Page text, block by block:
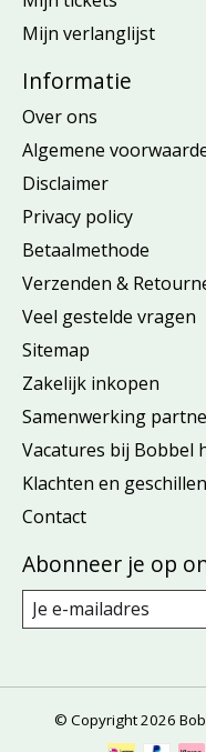
Mijn verlanglijst
Informatie
Over ons
Algemene
Disclaimer
Privacy policy
Betaalmethode
Verzenden &
Veel gestelde vragen
Sitemap
Zakelijk inkopen
Samenwerking
Vacatures bij Bobbel
Klachten en geschillen
Contact
Abonneer je op
© Copyright 2026